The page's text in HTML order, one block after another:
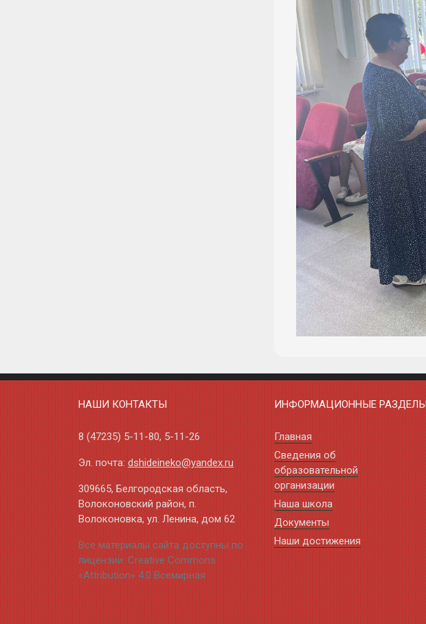
НАШИ КОНТАКТЫ
8 (47235)5-11-80,5-11-26
Эл. почта:dshideineko@yandex.ru
309665, Белгородская область,
Волоконовский район, п.
Волоконовка, ул. Ленина, дом 62
Все материалы сайта доступны по
лицензии: Creative Commons
«Attribution» 4.0 Всемирная
ИНФОРМАЦИОННЫЕ РАЗДЕЛЫ
Главная
Сведения об
образовательной
организации
Наша школа
Документы
Наши достижения